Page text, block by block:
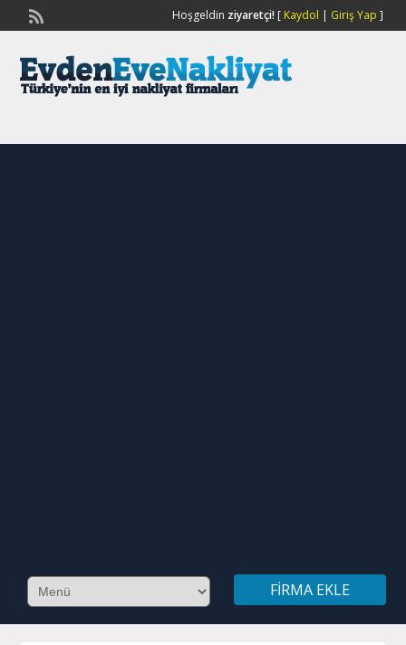
Hoşgeldin ziyaretçi![ Kaydol | Giriş Yap ]
FIRMA EKLE